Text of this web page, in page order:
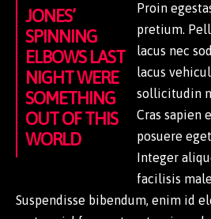
JONES’
SPINNING
ELBOWS LAST
NIGHT WERE
SOMETHING
OUT OF THIS
WORLD
Proin
pretium.
lacus nec
lacus
sollicitudin
Cras sapien
posuere
Integer
facilisis
Suspendisse bibendum, enim id